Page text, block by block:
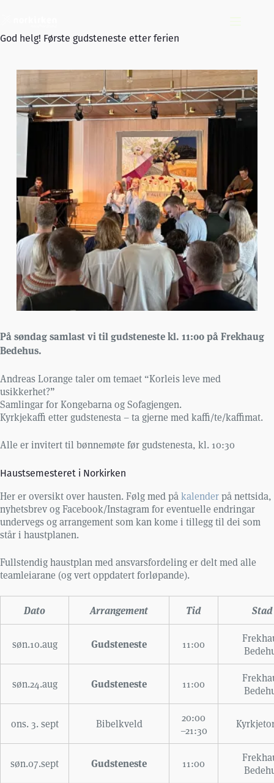
innholdet
God helg! Første gudsteneste etter ferien
På søndag samlast vi til gudsteneste kl. 11:00 på Frekhaug
Bedehus.
Andreas Lorange taler om temaet “Korleis leve med
usikkerhet?”
Samlingar for Kongebarna og Sofagjengen.
Kyrkjekaffi etter gudstenesta – ta gjerne med kaffi/te/kaffimat.
Alle er invitert til bønnemøte før gudstenesta, kl. 10:30
Haustsemesteret i Norkirken
Her er oversikt over hausten. Følg med på kalenderpå nettsida,
nyhetsbrev og Facebook/Instagram for eventuelle endringar
undervegs og arrangement som kan kome i tillegg til dei som
står i haustplanen.
Fullstendig haustplan med ansvarsfordeling er delt med alle
teamleiarane (og vert oppdatert forløpande).
Dato Arrangement Tid Stad
søn.10.aug Gudsteneste 11:00
søn.24.aug Gudsteneste 11:00
ons. 3. sept Bibelkveld
20:00
–21:30
søn.07.sept Gudsteneste 11:00